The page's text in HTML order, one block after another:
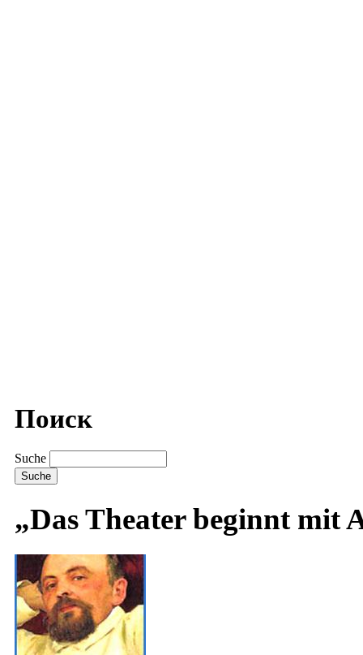
Поиск
Suche
„Das Theater beginnt mit